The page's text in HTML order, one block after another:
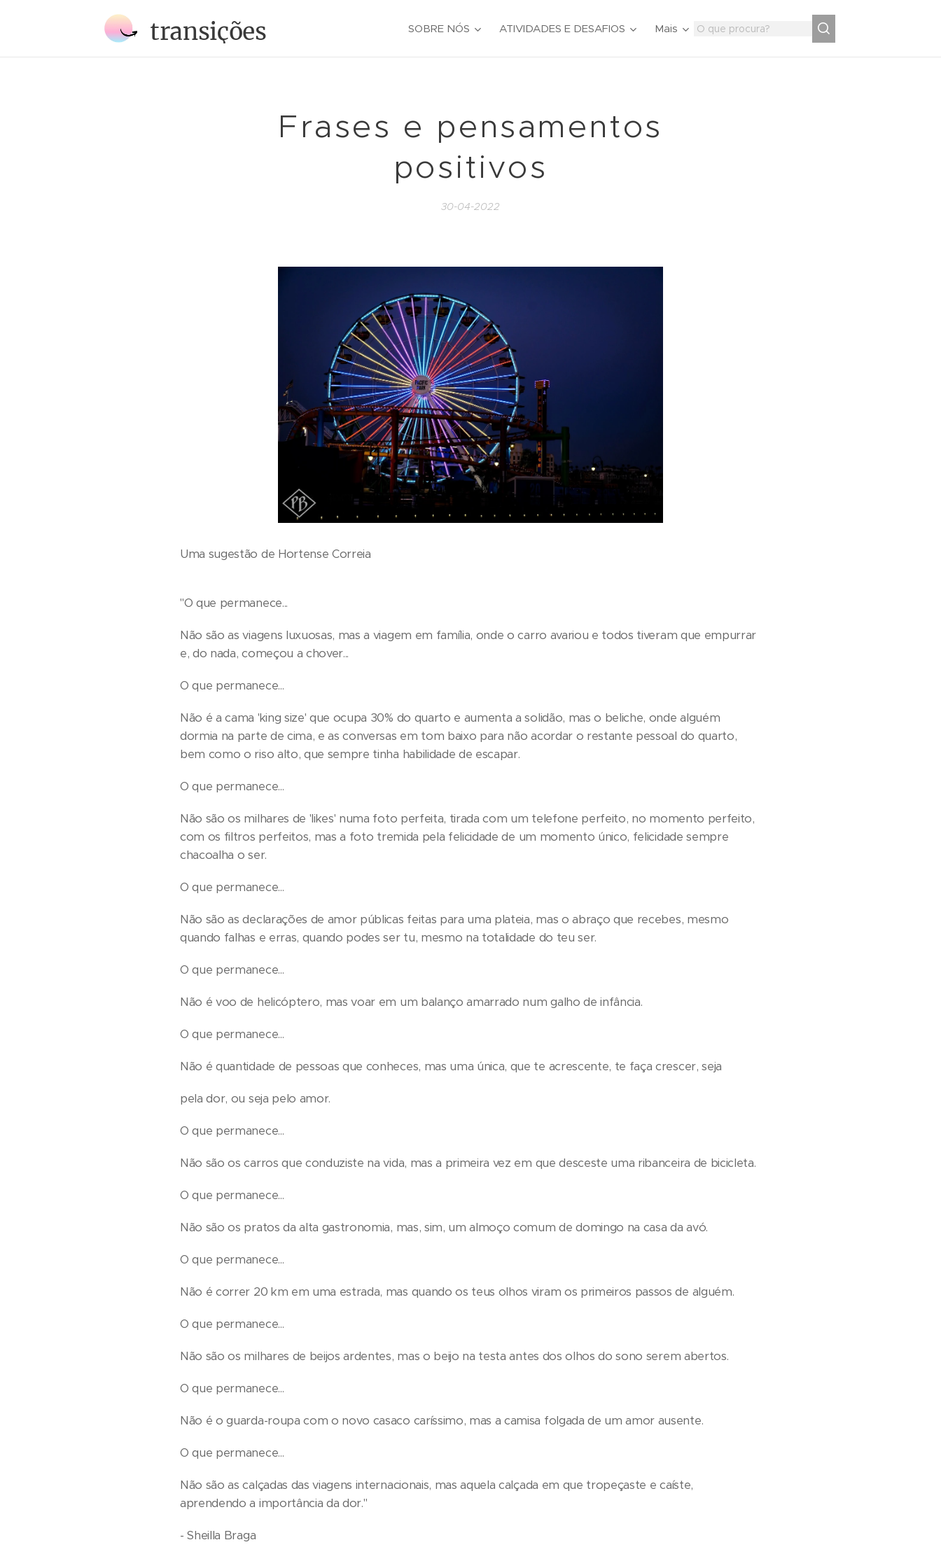
transições SOBRE NÓS ATIVIDADES E DESAFIOS Mais
Frases e pensamentos
positivos
30-04-2022
Uma sugestão de Hortense Correia
"O que permanece...
Não são as viagens luxuosas, mas a viagem em família, onde o carro avariou e todos tiveram que empurrar
e, do nada, começou a chover...
O que permanece...
Não é a cama 'king size' que ocupa 30% do quarto e aumenta a solidão, mas o beliche, onde alguém
dormia na parte de cima, e as conversas em tom baixo para não acordar o restante pessoal do quarto,
bem como o riso alto, que sempre tinha habilidade de escapar.
O que permanece...
Não são os milhares de 'likes' numa foto perfeita, tirada com um telefone perfeito, no momento perfeito,
com os filtros perfeitos, mas a foto tremida pela felicidade de um momento único, felicidade sempre
chacoalha o ser.
O que permanece...
Não são as declarações de amor públicas feitas para uma plateia, mas o abraço que recebes, mesmo
quando falhas e erras, quando podes ser tu, mesmo na totalidade do teu ser.
O que permanece...
Não é voo de helicóptero, mas voar em um balanço amarrado num galho de infância.
O que permanece...
Não é quantidade de pessoas que conheces, mas uma única, que te acrescente, te faça crescer, seja
pela dor, ou seja pelo amor.
O que permanece...
Não são os carros que conduziste na vida, mas a primeira vez em que desceste uma ribanceira de bicicleta.
O que permanece...
Não são os pratos da alta gastronomia, mas, sim, um almoço comum de domingo na casa da avó.
O que permanece...
Não é correr 20 km em uma estrada, mas quando os teus olhos viram os primeiros passos de alguém.
O que permanece...
Não são os milhares de beijos ardentes, mas o beijo na testa antes dos olhos do sono serem abertos.
O que permanece...
Não é o guarda-roupa com o novo casaco caríssimo, mas a camisa folgada de um amor ausente.
O que permanece...
Não são as calçadas das viagens internacionais, mas aquela calçada em que tropeçaste e caíste,
aprendendo a importância da dor."
- Sheilla Braga